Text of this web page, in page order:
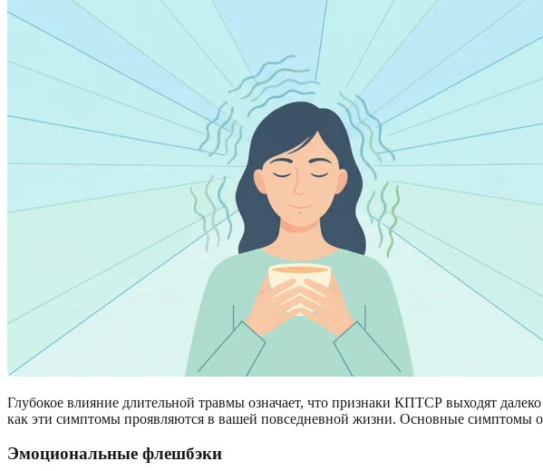
Глубокое влияние длительной травмы означает, что признаки КПТСР выходят
как эти симптомы проявляются в вашей повседневной жизни. Основные симптомы
Эмоциональные флешбэки